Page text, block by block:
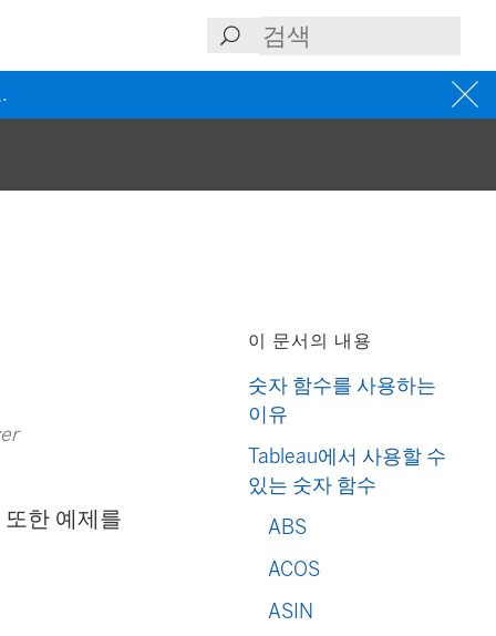
한 예제를
이 문서의 내용
숫자 함수를 사용하는
이유
Tableau에서 사용할 수
있는 숫자 함수
ABS
ACOS
ASIN